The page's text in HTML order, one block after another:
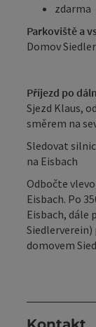
zdarma
Parkoviště a
Domov
Příjezd po
Sjezd Klaus,
směrem na
Sledovat
na Eisbach
Odbočte
Eisbach. Po
Eisbach, dále
domovem